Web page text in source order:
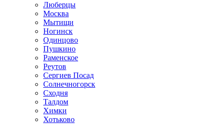
Люберцы
Москва
Мытищи
Ногинск
Одинцово
Пушкино
Раменское
Реутов
Сергиев Посад
Солнечногорск
Сходня
Талдом
Химки
Хотьково